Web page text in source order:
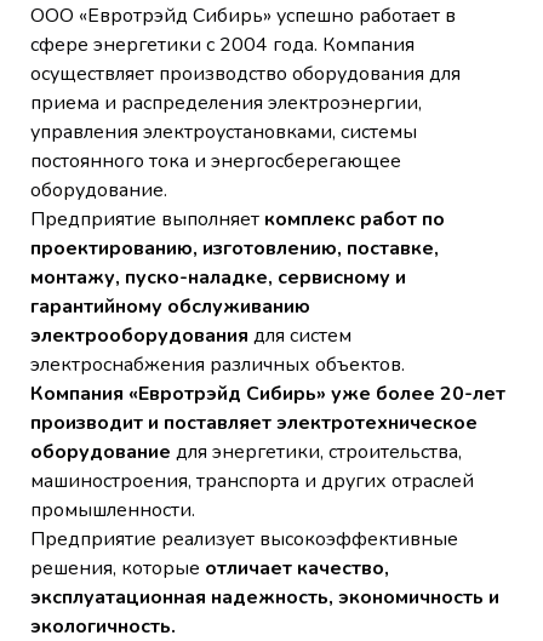
ООО «Евротрэйд Сибирь» успешно работает в
сфере энергетики с 2004 года. Компания
осуществляет производство оборудования для
приема и распределения электроэнергии,
управления электроустановками, системы
постоянного тока и энергосберегающее
оборудование.
Предприятие выполняет комплекс работ по
проектированию, изготовлению, поставке,
монтажу, пуско-наладке, сервисному и
гарантийному обслуживанию
электрооборудования для систем
электроснабжения различных объектов.
Компания «Евротрэйд Сибирь» уже более 20-лет
производит и поставляет электротехническое
оборудование для энергетики, строительства,
машиностроения, транспорта и других отраслей
промышленности.
Предприятие реализует высокоэффективные
решения, которые отличает качество,
эксплуатационная надежность, экономичность и
экологичность.